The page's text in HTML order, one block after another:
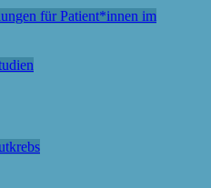
für Patient*innen im